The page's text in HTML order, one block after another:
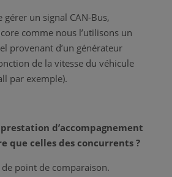
gérer un signal CAN-Bus,
comme nous l’utilisons un
provenant d’un générateur
de la vitesse du véhicule
par exemple).
d’accompagnement
que celles des concurrents ?
de point de comparaison.